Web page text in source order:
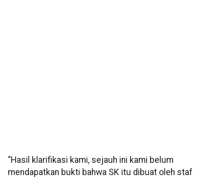
“Hasil klarifikasi kami, sejauh ini kami belum
mendapatkan bukti bahwa SK itu dibuat oleh staf